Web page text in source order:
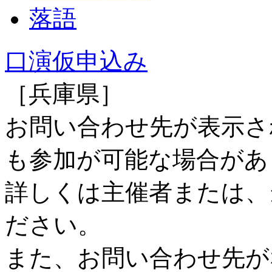
落語
口演仮申込み
［兵庫県］
お問い合わせ先が表示
も参加が可能な場合が
詳しくは主催者または
ださい。
また、お問い合わせ先